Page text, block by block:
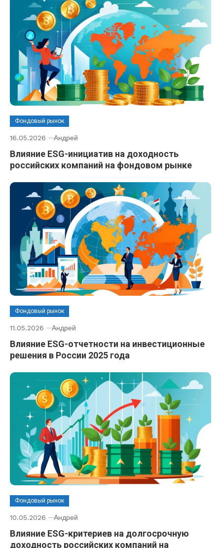
Фондовый рынок
16.05.2026 Андрей
Влияние ESG-инициатив на доходность
российских компаний на фондовом рынке
Фондовый рынок
11.05.2026 Андрей
Влияние ESG-отчетности на инвестиционные
решения в России 2025 года
Фондовый рынок
10.05.2026 Андрей
Влияние ESG-критериев на долгосрочную
доходность российских компаний на